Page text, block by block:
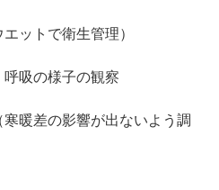
ットで衛生管理）
呼吸の様子の観察
寒暖差の影響が出ないよう調